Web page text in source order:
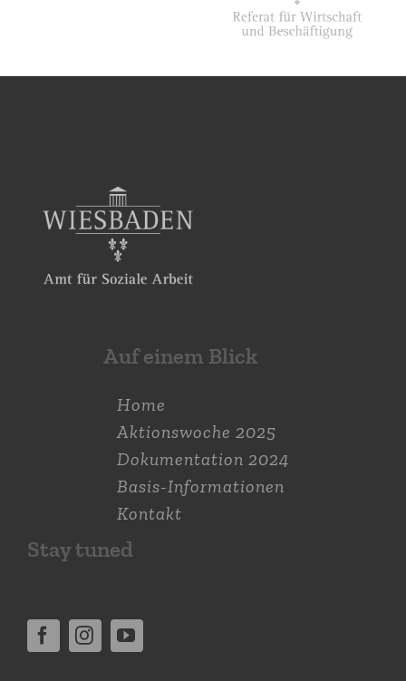
Auf einem Blick
Home
Aktions­woche 2025
Dokumen­tation 2024
Basis-Informationen
Kontakt
Stay tuned